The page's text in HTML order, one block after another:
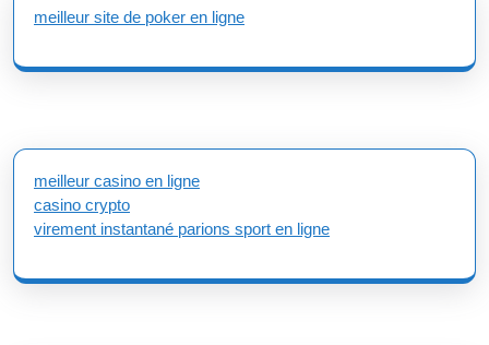
meilleur site de poker en ligne
meilleur casino en ligne
casino crypto
virement instantané parions sport en ligne